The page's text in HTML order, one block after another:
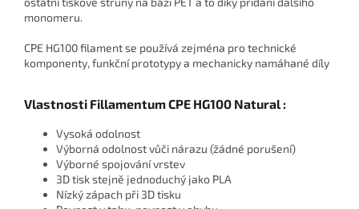
monomeru.
CPE HG100 filament se používá zejména pro technické
komponenty, funkční prototypy a mechanicky namáhané díly
Vlastnosti Fillamentum CPE HG100 Natural :
Vysoká odolnost
Výborná odolnost vůči nárazu (žádné porušení)
Výborné spojování vrstev
3D tisk stejně jednoduchý jako PLA
Nízký zápach při 3D tisku